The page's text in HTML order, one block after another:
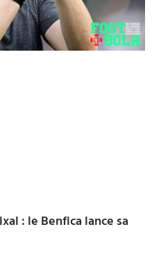
: le Benfica lance sa